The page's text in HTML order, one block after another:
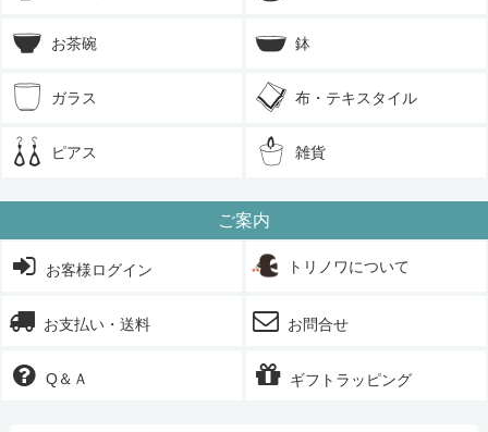
お茶碗 鉢
ガラス 布・テキスタイル
ピアス 雑貨
ご案内
お客様ログイン トリノワについて
お支払い・送料 お問合せ
Q＆Ａ ギフトラッピング